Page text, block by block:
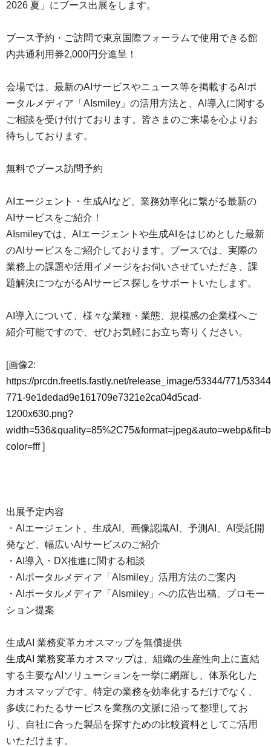
2026 夏」にブース出展をします。
ブース予約・ご訪問で東京国際フォーラムで使用できる館
内共通利用券2,000円分進呈！
会場では、最新のAIサービスやニュース等を掲載するAIポ
ータルメディア「AIsmiley」の活用方法と、AI導入に関する
ご相談を受け付けております。皆さまのご来場を心よりお
待ちしております。
無料でブース訪問予約
AIエージェント・生成AIなど、業務効率化に繋がる最新の
AIサービスをご紹介！
AIsmileyでは、AIエージェントや生成AIをはじめとした最新
のAIサービスをご紹介しております。ブースでは、実際の
業務上の課題や活用イメージをお伺いさせていただき、課
題解決につながるAIサービス探しをサポートいたします。
AI導入について、様々な業種・業態、規模感の企業様へご
紹介可能ですので、ぜひお気軽にお立ち寄りください。
[画像2:
https://prcdn.freetls.fastly.net/release_image/53344/771/
771-9e1dedad9e161709e7321e2ca04d5cad-
1200x630.png?
color=fff]
出展予定内容
・AIエージェント、生成AI、画像認識AI、予測AI、AI受託開
発など、幅広いAIサービスのご紹介
・AI導入・DX推進に関する相談
・AIポータルメディア「AIsmiley」活用方法のご案内
・AIポータルメディア「AIsmiley」への広告出稿、プロモー
ション提案
生成AI 業務変革カオスマップを無償提供
生成AI 業務変革カオスマップは、組織の生産性向上に直結
する主要なAIソリューションを一挙に網羅し、体系化した
カオスマップです。特定の業務を効率化するだけでなく、
多岐にわたるサービスを業務の文脈に沿って整理してお
り、自社に合った製品を探すための比較資料としてご活用
いただけます。